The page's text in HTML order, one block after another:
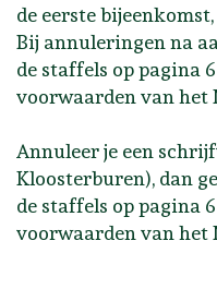
de eerste
Bij annuleringen na
de staffels op pagina
voorwaarden van het
Annuleer je een
Kloosterburen), dan
de staffels op pagina
voorwaarden van het